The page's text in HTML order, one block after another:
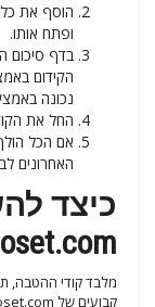
הוסף את
ופתח אותו.
בדף סיכום
הקידום
נכונה
החל את
אם הכל
האחרונים
כיצד
מלבד קודי ההטבה,